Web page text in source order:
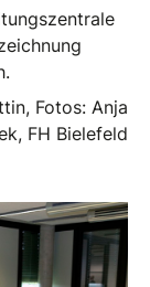
Fotos: Anja
FH Bielefeld